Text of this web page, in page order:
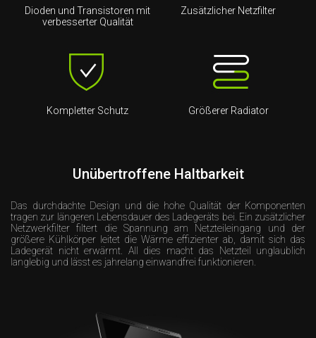
Dioden und Transistoren mit
verbesserter Qualität
Zusätzlicher Netzfilter
Kompletter Schutz Größerer Radiator
Unübertroffene Haltbarkeit
Das durchdachte Design und die hohe Qualität der Komponenten
tragen zur längeren Lebensdauer des Ladegeräts bei. Ein zusätzlicher
Netzwerkfilter filtert die Spannung am Netzteileingang und der
größere Kühlkörper leitet die Wärme effizienter ab, damit sich das
Ladegerät nicht erwärmt. All dies macht das Netzteil unglaublich
langlebig und lässt es jahrelang einwandfrei funktionieren.